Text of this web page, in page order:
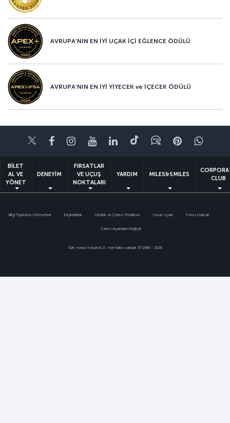
AVRUPA’NIN EN İYİ UÇAK İÇİ EĞLENCE ÖDÜLÜ
AVRUPA’NIN EN İYİ YİYECEK ve İÇECEK ÖDÜLÜ
TwitterFacebookInstagram
YoutubeLinkedIn
TiktokBlogPinterest
BİLET
AL VE
YÖNET
DENEYİM
FIRSATLAR
VE UÇUŞ
NOKTALARI
YARDIM MILES&SMILES
CLUB
Bilgi Toplumu Hizmetleri Erişilebilirlik Gizlilik ve Çerez Politikası Yasal Uyarı Yolcu Hakları
Çerez Ayarlarını Değiştir
Türk Hava Yolları A.O. Her hakkı saklıdır. © 1996 - 2026